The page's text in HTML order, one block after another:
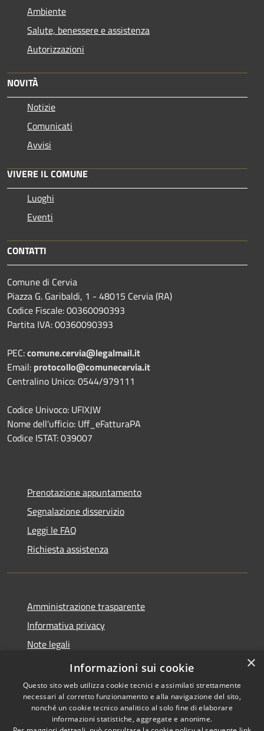
Ambiente
Salute, benessere e assistenza
Autorizzazioni
NOVITÀ
Notizie
Comunicati
Avvisi
VIVERE IL COMUNE
Luoghi
Eventi
CONTATTI
Comune di Cervia
Piazza G. Garibaldi, 1 - 48015 Cervia (RA)
Codice Fiscale: 00360090393
Partita IVA: 00360090393
PEC:comune.cervia@legalmail.it
Email: protocollo@comunecervia.it
Centralino Unico: 0544/979111
Codice Univoco: UFIXJW
Nome dell'ufficio: Uff_eFatturaPA
Codice ISTAT: 039007
Prenotazione appuntamento
Segnalazione disservizio
Leggi le FAQ
Richiesta assistenza
Amministrazione trasparente
Informativa privacy
Note legali
Dichiarazione di accessibilità
Copyright © 2026 • Comune di
×
Informazioni sui cookie
Questo sito web utilizza cookie tecnici e assimilati strettamente
necessari al corretto funzionamento e alla navigazione del sito,
nonché un cookie tecnico analitico al solo fine di elaborare
informazioni statistiche, aggregate e anonime.